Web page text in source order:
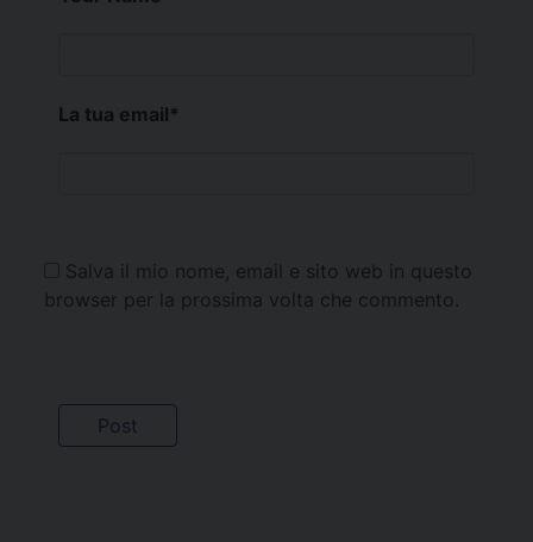
La tua email*
Salva il mio nome, email e sito web in questo
browser per la prossima volta che commento.